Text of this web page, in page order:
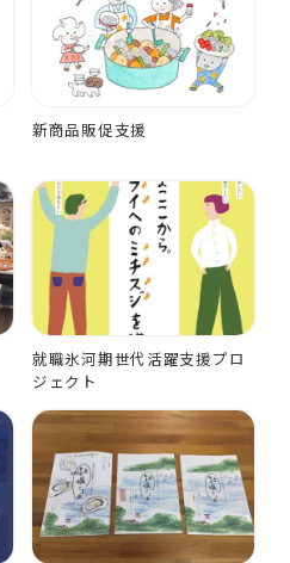
新商品販促支援
就職氷河期世代活躍支援プロ
ジェクト